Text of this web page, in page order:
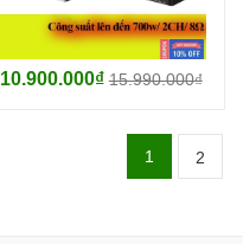
10.900.000₫15.990.000₫
1 2